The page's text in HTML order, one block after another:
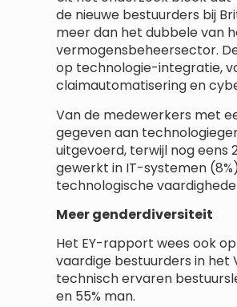
de nieuwe bestuurders bij
meer dan het dubbele van
vermogensbeheersector.
op technologie-integratie,
claimautomatisering en
Van de medewerkers met
gegeven aan
uitgevoerd, terwijl nog eens
gewerkt in IT-systemen
technologische
Meer genderdiversiteit
Het EY-rapport wees ook
vaardige bestuurders in het
technisch ervaren
en 55% man.